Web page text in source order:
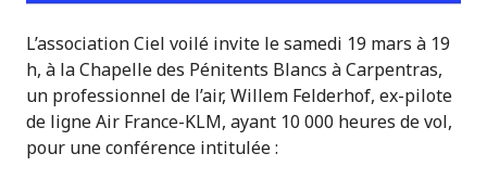
L’association Ciel voilé invite le samedi 19 mars à 19
h, à la Chapelle des Pénitents Blancs à Carpentras,
un professionnel de l’air, Willem Felderhof, ex-pilote
de ligne Air France-KLM, ayant 10 000 heures de vol,
pour une conférence intitulée :